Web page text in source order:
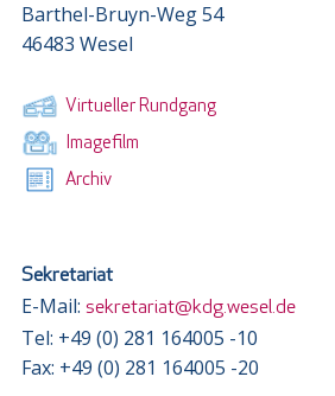
Barthel-Bruyn-Weg 54
46483 Wesel
Virtueller Rundgang
Imagefilm
Archiv
Sekretariat
E-Mail: sekretariat@kdg.wesel.de
Tel: +49 (0) 281 164005 -10
Fax: +49 (0) 281 164005 -20